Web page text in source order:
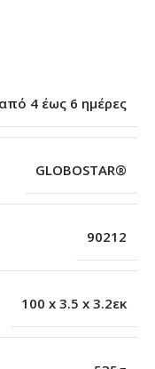
4 έως 6 ημέρες
GLOBOSTAR®
90212
100 x 3.5 x 3.2εκ